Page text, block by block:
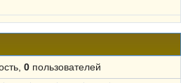
0пользователей